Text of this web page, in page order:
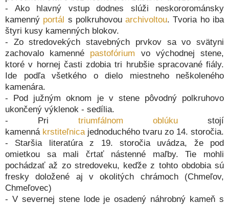
- Ako hlavný vstup dodnes slúži neskororománsky
kamenný portál s polkruhovouarchivoltou. Tvoria ho iba
štyri kusy kamenných blokov.
- Zo stredovekých stavebných prvkov sa vo svätyni
zachovalo kamenné pastofórium vo východnej stene,
ktoré v hornej časti zdobia tri hrubšie spracované fiály.
Ide podľa všetkého o dielo miestneho neškoleného
kamenára.
- Pod južným oknom je v stene pôvodný polkruhovo
ukončený výklenok - sedília.
- Pri triumfálnom oblúku stojí
kamenná krstiteľnicajednoduchého tvaru zo 14. storočia.
- Staršia literatúra z 19. storočia uvádza, že pod
omietkou sa mali črtať nástenné maľby. Tie mohli
pochádzať až zo stredoveku, keďže z tohto obdobia sú
fresky doložené aj v okolitých chrámoch (Chmeľov,
Chmeľovec)
- V severnej stene lode je osadený náhrobný kameň s